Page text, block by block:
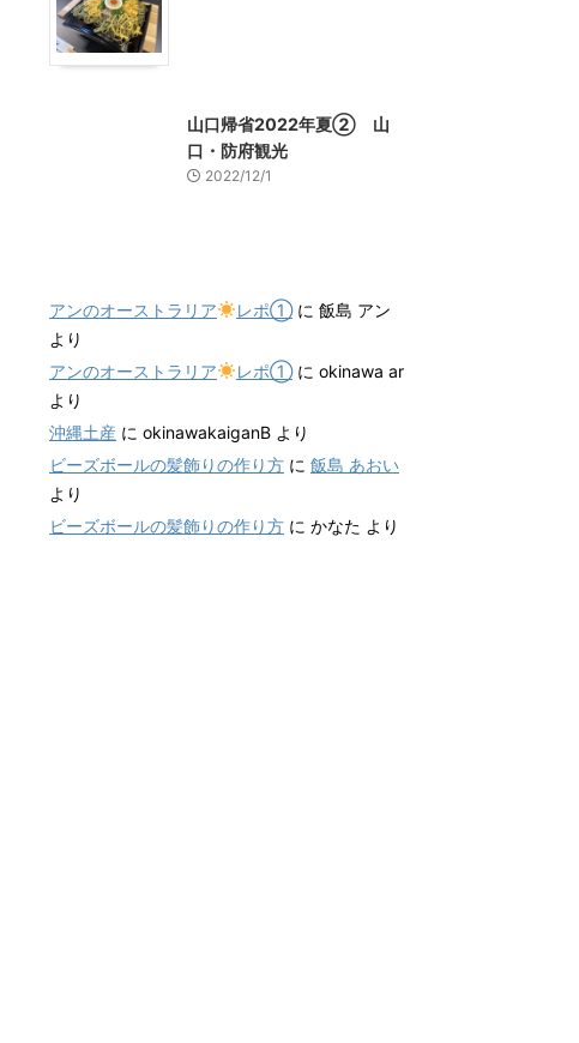
山口帰省2022年夏② 山
口・防府観光
2022/12/1
アンのオーストラリア レポ①に 飯島 アン
より
アンのオーストラリア
レポ①に okinawa ar
より
沖縄土産 に okinawakaiganB より
ビーズボールの髪飾りの作り方 に 飯島 あおい
より
ビーズボールの髪飾りの作り方 に かなた より